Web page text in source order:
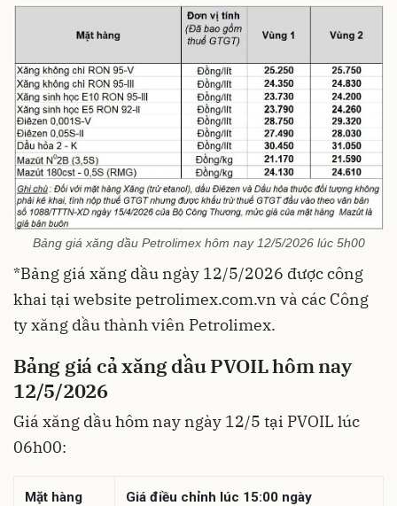
Bảng giá xăng dầu Petrolimex hôm nay 12/5/2026 lúc 5h00
*Bảng giá xăng dầu ngày 12/5/2026 được công
khai tại website petrolimex.com.vn và các Công
ty xăng dầu thành viên Petrolimex.
Bảng giá cả xăng dầu PVOIL hôm nay
12/5/2026
Giá xăng dầu hôm nay ngày 12/5 tại PVOIL lúc
06h00:
Mặt hàng
Giá điều chỉnh lúc 15:00 ngày